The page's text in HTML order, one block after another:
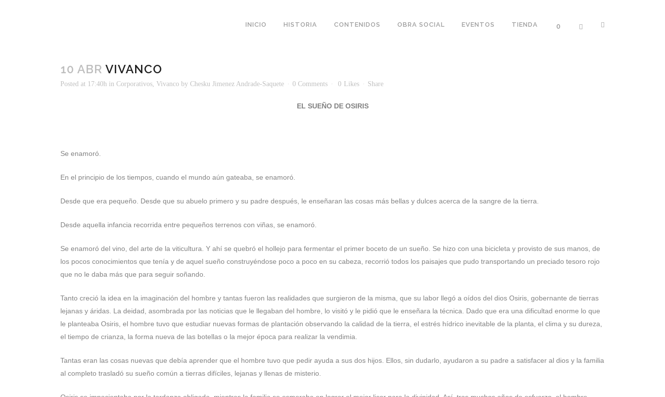
0
INICIO HISTORIA CONTENIDOS OBRA SOCIAL EVENTOS TIENDA
10 ABR VIVANCO
Posted at 17:40h in Corporativos, Vivanco by Chesku Jimenez Andrade-Saquete 0 Comments 0 Likes Share
EL SUEÑO DE OSIRIS
Se enamoró.
En el principio de los tiempos, cuando el mundo aún gateaba, se enamoró.
Desde que era pequeño. Desde que su abuelo primero y su padre después, le enseñaran las cosas más bellas y dulces acerca de la sangre de la tierra.
Desde aquella infancia recorrida entre pequeños terrenos con viñas, se enamoró.
Se enamoró del vino, del arte de la viticultura. Y ahí se quebró el hollejo para fermentar el primer boceto de un sueño. Se hizo con una bicicleta y provisto de sus manos, de
los pocos conocimientos que tenía y de aquel sueño construyéndose poco a poco en su cabeza, recorrió todos los paisajes que pudo transportando un preciado tesoro rojo
que no le daba más que para seguir soñando.
Tanto creció la idea en la imaginación del hombre y tantas fueron las realidades que surgieron de la misma, que su labor llegó a oídos del dios Osiris, gobernante de tierras
lejanas y áridas. La deidad, asombrada por las noticias que le llegaban del hombre, lo visitó y le pidió que le enseñara la técnica. Dado que era una dificultad enorme lo que
le planteaba Osiris, el hombre tuvo que estudiar nuevas formas de plantación observando la calidad de la tierra, el estrés hídrico inevitable de la planta, el clima y su dureza,
el tiempo de crianza, la forma nueva de las botellas o la mejor época para realizar la vendimia.
Tantas eran las cosas nuevas que debía aprender que el hombre tuvo que pedir ayuda a sus dos hijos. Ellos, sin dudarlo, ayudaron a su padre a satisfacer al dios y la familia
al completo trasladó su sueño común a tierras difíciles, lejanas y llenas de misterio.